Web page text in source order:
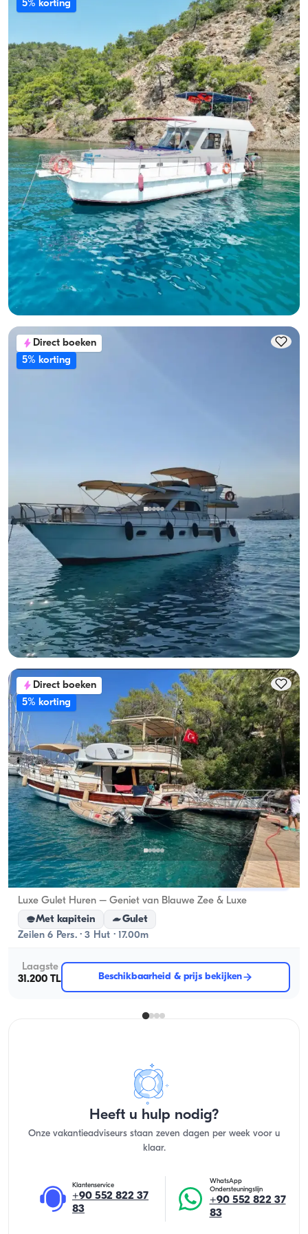
5% korting
Gocek, Muğla Nieuwe boot
10-Persoon Capaciteit, Bemanning-On-Board & Fuel-
Included Jachtverhuur
Met kapitein
Boot
Zeilen 10 Pers. · 3 Hut · 12.00m
Laagste
24.000 TL
Beschikbaarheid & prijs bekijken
Direct boeken
5% korting
Gocek, Muğla Nieuwe boot
Luxe motorjacht Göcek, 8 pers. Beleef de zee!
Met kapitein
Motorjacht
Zeilen 8 Pers. · 2 Hut · 13.00m
Laagste
28.800 TL
Beschikbaarheid & prijs bekijken
Direct boeken
5% korting
Gocek, Muğla Nieuwe boot
Luxe Gulet Huren – Geniet van Blauwe Zee & Luxe
Met kapitein
Gulet
Zeilen 6 Pers. · 3 Hut · 17.00m
Laagste
31.200 TL
Beschikbaarheid & prijs bekijken
Heeft u hulp nodig?
Onze vakantieadviseurs staan zeven dagen per week voor u
klaar.
Klantenservice
+90 552 822 37
83
WhatsApp
Ondersteuningslijn
+90 552 822 37
83